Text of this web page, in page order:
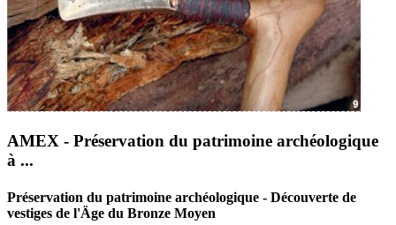
AMEX - Préservation du patrimoine archéologique
à ...
Préservation du patrimoine archéologique - Découverte de
vestiges de l'Äge du Bronze Moyen